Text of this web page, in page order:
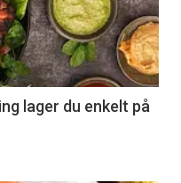
lager du enkelt på